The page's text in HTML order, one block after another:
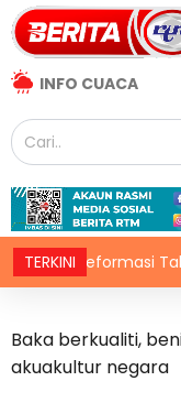
INFO CUACA
TERKINITabung Haji
Baka berkualiti,
akuakultur negara